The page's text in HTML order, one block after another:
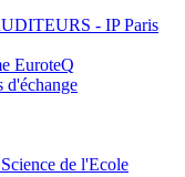
- IP Paris
EuroteQ
d'échange
de l'Ecole